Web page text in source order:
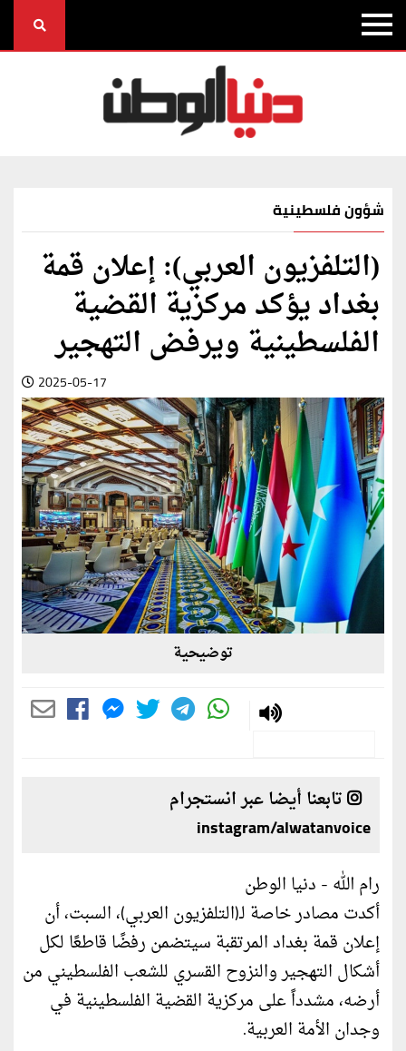
شؤون فلسطينية
(التلفزيون العربي): إعلان قمة
بغداد يؤكد مركزية القضية
الفلسطينية ويرفض التهجير
2025-05-17
توضيحية
تابعنا أيضا عبر انستجرام
instagram/alwatanvoice
رام الله - دنيا الوطن
أكدت مصادر خاصة لـ(التلفزيون العربي)، السبت، أن
إعلان قمة بغداد المرتقبة سيتضمن رفضًا قاطعًا لكل
أشكال التهجير والنزوح القسري للشعب الفلسطيني من
أرضه، مشدداً على مركزية القضية الفلسطينية في
وجدان الأمة العربية.